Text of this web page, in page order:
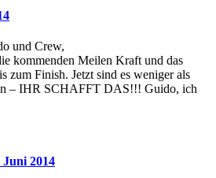
und Crew,
kommenden Meilen Kraft und das
zum Finish. Jetzt sind es weniger als
– IHR SCHAFFT DAS!!! Guido, ich
Juni 2014